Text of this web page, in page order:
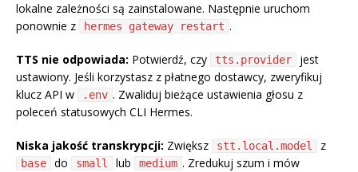
lokalne zależności są zainstalowane. Następnie uruchom
ponownie z
hermes gateway restart .
TTS nie odpowiada: Potwierdź, czy tts.provider
jest
ustawiony. Jeśli korzystasz z płatnego dostawcy, zweryfikuj
klucz API w
.env . Zwaliduj bieżące ustawienia głosu z
poleceń statusowych CLI Hermes.
Niska jakość transkrypcji: Zwiększ stt.local.model z
base do small lub medium . Zredukuj szum i mów